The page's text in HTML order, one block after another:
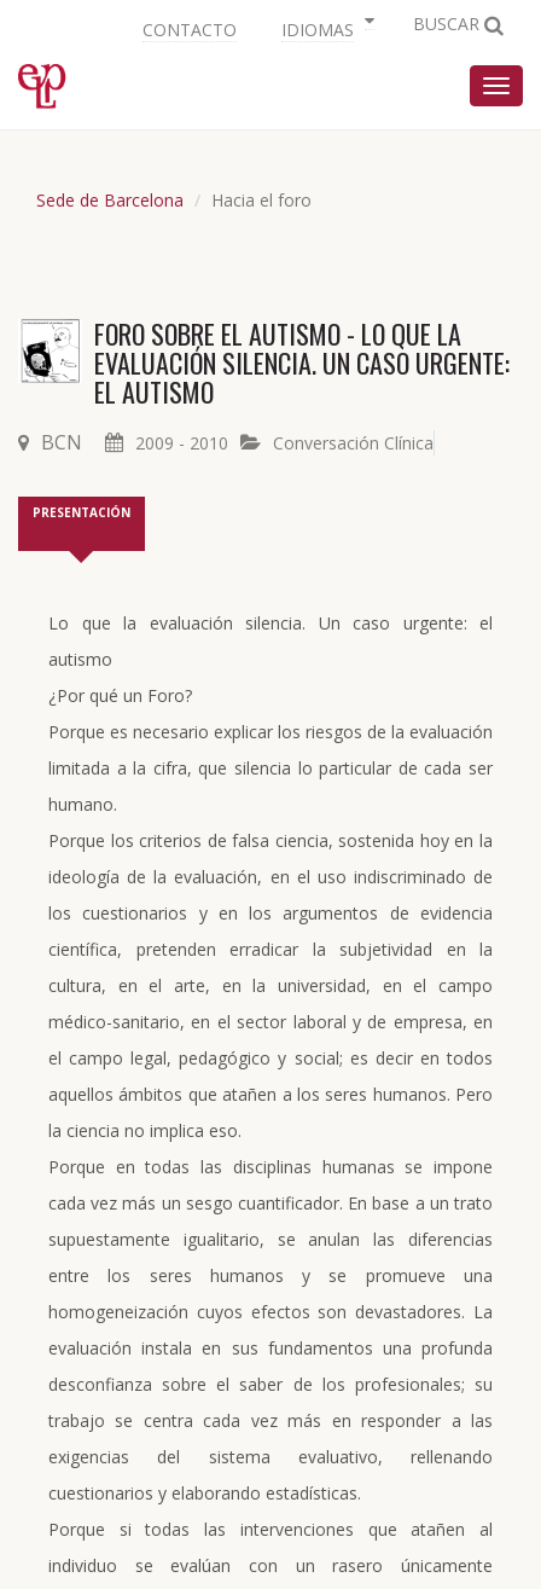
CONTACTO IDIOMAS BUSCAR
Sede de Barcelona Hacia el foro
FORO SOBRE EL AUTISMO - LO QUE LA
EVALUACIÓN SILENCIA. UN CASO URGENTE:
EL AUTISMO
BCN 2009 - 2010 Conversación Clínica
PRESENTACIÓN
Lo que la evaluación silencia. Un caso urgente: el
autismo
¿Por qué un Foro?
Porque es necesario explicar los riesgos de la evaluación
limitada a la cifra, que silencia lo particular de cada ser
humano.
Porque los criterios de falsa ciencia, sostenida hoy en la
ideología de la evaluación, en el uso indiscriminado de
los cuestionarios y en los argumentos de evidencia
científica, pretenden erradicar la subjetividad en la
cultura, en el arte, en la universidad, en el campo
médico-sanitario, en el sector laboral y de empresa, en
el campo legal, pedagógico y social; es decir en todos
aquellos ámbitos que atañen a los seres humanos. Pero
la ciencia no implica eso.
Porque en todas las disciplinas humanas se impone
cada vez más un sesgo cuantificador. En base a un trato
supuestamente igualitario, se anulan las diferencias
entre los seres humanos y se promueve una
homogeneización cuyos efectos son devastadores. La
evaluación instala en sus fundamentos una profunda
desconfianza sobre el saber de los profesionales; su
trabajo se centra cada vez más en responder a las
exigencias del sistema evaluativo, rellenando
cuestionarios y elaborando estadísticas.
Porque si todas las intervenciones que atañen al
individuo se evalúan con un rasero únicamente